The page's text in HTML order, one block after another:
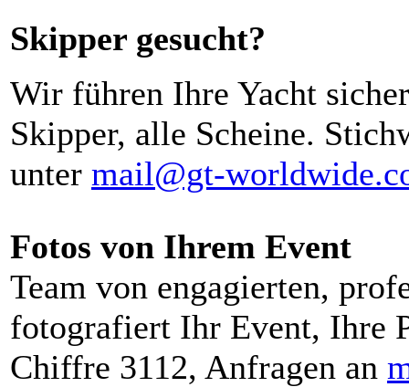
Skipper gesucht?
Wir führen Ihre Yacht
Skipper, alle Scheine.
unter mail@gt-
Fotos von Ihrem Event
Team von engagierten,
fotografiert Ihr Event, Ihre
Chiffre 3112, Anfragen an